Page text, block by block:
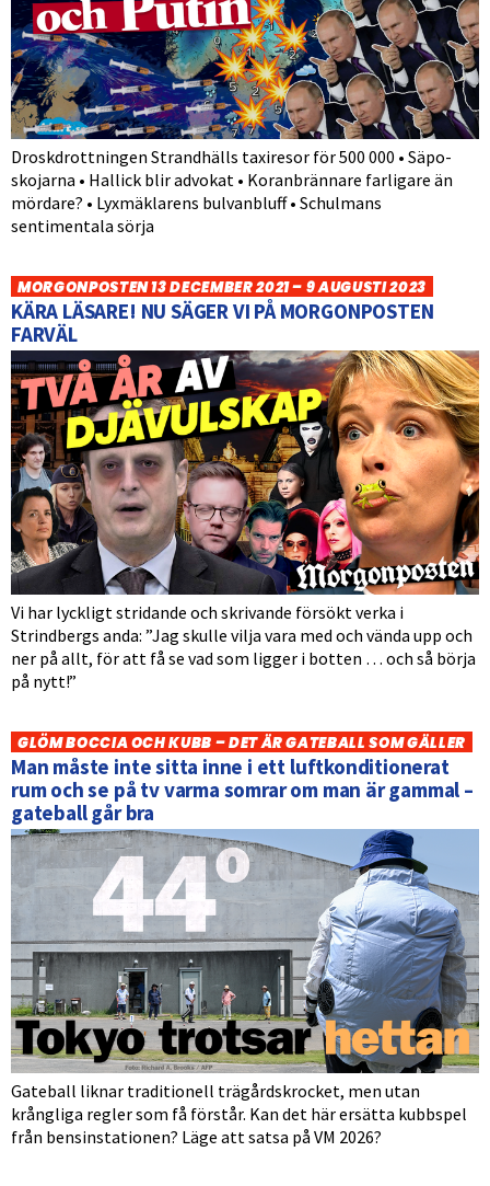
Droskdrottningen Strandhälls taxiresor för 500 000 • Säpo-
skojarna • Hallick blir advokat • Koranbrännare farligare än
mördare? • Lyxmäklarens bulvanbluff • Schulmans
sentimentala sörja
MORGONPOSTEN 13 DECEMBER 2021 – 9 AUGUSTI 2023
KÄRA LÄSARE! NU SÄGER VI PÅ MORGONPOSTEN
FARVÄL
Vi har lyckligt stridande och skrivande försökt verka i
Strindbergs anda: ”Jag skulle vilja vara med och vända upp och
ner på allt, för att få se vad som ligger i botten … och så börja
på nytt!”
GLÖM BOCCIA OCH KUBB – DET ÄR GATEBALL SOM GÄLLER
Man måste inte sitta inne i ett luftkonditionerat
rum och se på tv varma somrar om man är gammal –
gateball går bra
Gateball liknar traditionell trägårdskrocket, men utan
krångliga regler som få förstår. Kan det här ersätta kubbspel
från bensinstationen? Läge att satsa på VM 2026?